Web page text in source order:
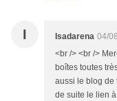
I Isadarena 04/
<br /> <br />
boîtes toutes
aussi le blog de
de suite le lien